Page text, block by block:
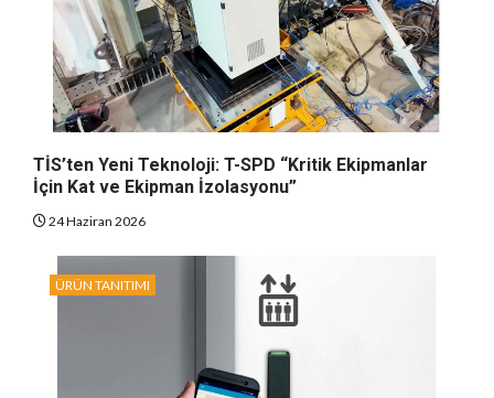
TİS’ten Yeni Teknoloji: T-SPD “Kritik Ekipmanlar
İçin Kat ve Ekipman İzolasyonu”
24 Haziran 2026
ÜRÜN TANITIMI